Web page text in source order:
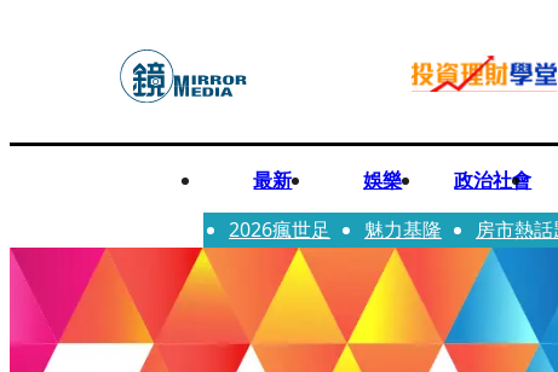
最新 娛樂 政治社會
2026瘋世足
魅力基隆 房市熱話